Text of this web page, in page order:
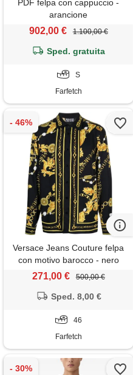
PDF felpa con cappuccio -
arancione
902,00 € 1.100,00 €
Sped. gratuita
S
Farfetch
Versace Jeans Couture felpa
con motivo barocco - nero
271,00 € 500,00 €
Sped. 8,00 €
46
Farfetch